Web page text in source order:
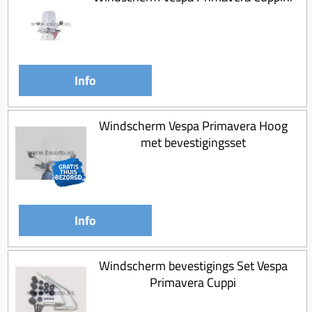
Koppeling compleet
Koppeling trekveer
Koeling (delen)
Overbrenging
Info
Windscherm Vespa Primavera Hoog
met bevestigingsset
Info
Windscherm bevestigings Set Vespa
Primavera Cuppi